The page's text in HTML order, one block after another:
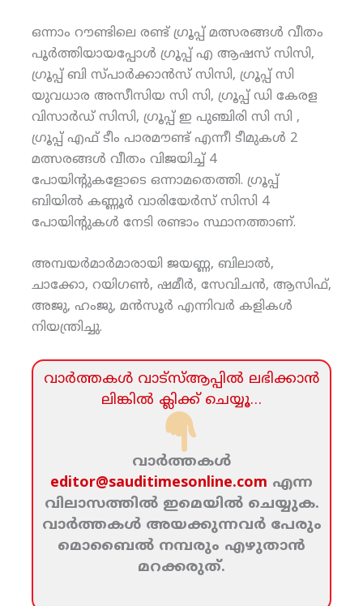
ഒന്നാം റൗണ്ടിലെ രണ്ട് ഗ്രൂപ്പ് മത്സരങ്ങള്‍ വീതം
പൂര്‍ത്തിയായപ്പോള്‍ ഗ്രൂപ്പ് എ ആഷസ് സിസി,
ഗ്രൂപ്പ് ബി സ്പാര്‍ക്കാന്‍സ് സിസി, ഗ്രൂപ്പ് സി
യുവധാര അസീസിയ സി സി, ഗ്രൂപ്പ് ഡി കേരള
വിസാര്‍ഡ് സിസി, ഗ്രൂപ്പ് ഇ പുഞ്ചിരി സി സി ,
ഗ്രൂപ്പ് എഫ് ടീം പാരമൗണ്ട് എന്നീ ടീമുകള്‍ 2
മത്സരങ്ങള്‍ വീതം വിജയിച്ച് 4
പോയിന്റുകളോടെ ഒന്നാമതെത്തി. ഗ്രൂപ്പ്
ബിയില്‍ കണ്ണൂര്‍ വാരിയേര്‍സ് സിസി 4
പോയിന്റുകള്‍ നേടി രണ്ടാം സ്ഥാനത്താണ്.
അമ്പയര്‍മാര്‍മാരായി ജയണ്ണ, ബിലാല്‍,
ചാക്കോ, റയിഗണ്‍, ഷമീര്‍, സേവിചന്‍, ആസിഫ്,
അജു, ഹംജു, മന്‍സൂര്‍ എന്നിവര്‍ കളികള്‍
നിയന്ത്രിച്ചു.
വാര്‍ത്തകള്‍ വാട്‌സ്‌ആപ്പില്‍ ലഭിക്കാന്‍
ലിങ്കില്‍ ക്ലിക്ക്‌ ചെയ്യൂ…
വാര്‍ത്തകള്‍
editor@sauditimesonline.com എന്ന
വിലാസത്തില്‍ ഇമെയില്‍ ചെയ്യുക.
വാര്‍ത്തകള്‍ അയക്കുന്നവര്‍ പേരും
മൊബൈല്‍ നമ്പരും എഴുതാന്‍
മറക്കരുത്‌.